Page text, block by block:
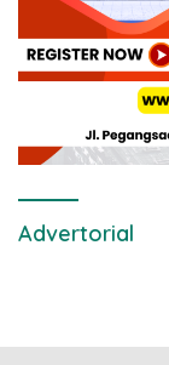
Advertorial